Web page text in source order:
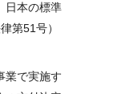
日本の標準
第51号）
業で実施す